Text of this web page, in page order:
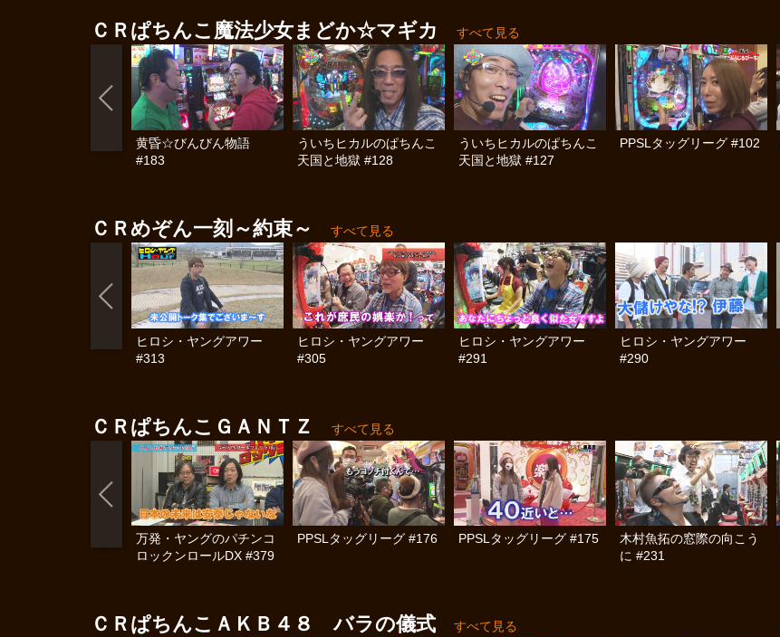
ＣＲぱちんこ魔法少女まどか☆マギカ すべて見る
黄昏☆びんびん物語
#183
ういちヒカルのぱちんこ
天国と地獄 #128
ういちヒカルのぱちんこ
天国と地獄 #127
PPSLタッグリーグ #102
ＣＲめぞん一刻～約束～ すべて見る
ヒロシ・ヤングアワー
#313
ヒロシ・ヤングアワー
#305
ヒロシ・ヤングアワー
#291
ヒロシ・ヤングアワー
#290
ＣＲぱちんこＧＡＮＴＺ すべて見る
万発・ヤングのパチンコ
ロックンロールDX #379
PPSLタッグリーグ #176 PPSLタッグリーグ #175
木村魚拓の窓際の向こう
に #231
ＣＲぱちんこＡＫＢ４８ バラの儀式 すべて見る